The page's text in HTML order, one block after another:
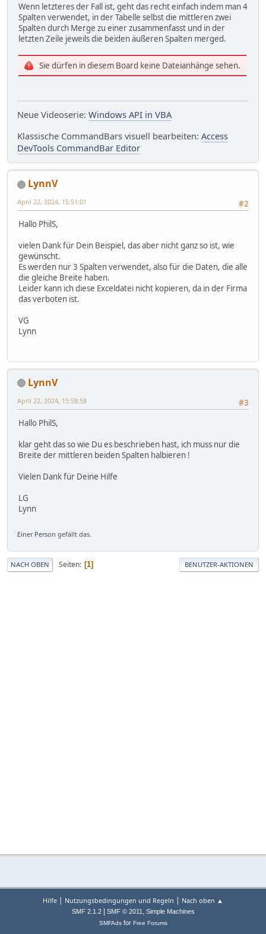
Wenn letzteres der Fall ist, geht das recht einfach indem man 4
Spalten verwendet, in der Tabelle selbst die mittleren zwei
Spalten durch Merge zu einer zusammenfasst und in der
letzten Zeile jeweils die beiden äußeren Spalten merged.
Sie dürfen in diesem Board keine Dateianhänge sehen.
Neue Videoserie: Windows API in VBA
Klassische CommandBars visuell bearbeiten: Access
DevTools CommandBar Editor
LynnV
#2
April 22, 2024, 15:51:01
Hallo PhilS,
vielen Dank für Dein Beispiel, das aber nicht ganz so ist, wie
gewünscht.
Es werden nur 3 Spalten verwendet, also für die Daten, die alle
die gleiche Breite haben.
Leider kann ich diese Exceldatei nicht kopieren, da in der Firma
das verboten ist.
VG
Lynn
LynnV
#3
April 22, 2024, 15:58:58
Hallo PhilS,
klar geht das so wie Du es beschrieben hast, ich muss nur die
Breite der mittleren beiden Spalten halbieren !
Vielen Dank für Deine Hilfe
LG
Lynn
Einer Person gefällt das.
NACH OBEN Seiten 1 BENUTZER-AKTIONEN
Hilfe | Nutzungsbedingungen und Regeln | Nach oben ▲
SMF 2.1.2| SMF © 2011, Simple Machines
SMFAdsfor Free Forums